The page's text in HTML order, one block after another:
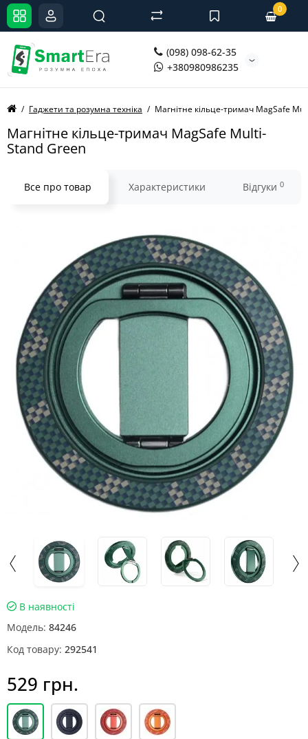
(098) 098-62-35
+380980986235
0
Гаджети та розумна техніка Магнітне кільце-тримач MagSafe
Магнітне кільце-тримач MagSafe Multi-
Stand Green
Все про товар Характеристики Відгуки 0
В наявності
Модель: 84246
Код товару: 292541
529 грн.